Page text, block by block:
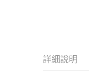
詳細說明